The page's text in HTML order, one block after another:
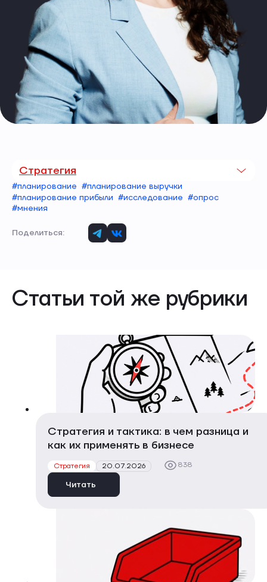
Стратегия
#планирование #планирование выручки
#планирование прибыли #исследование #опрос
#мнения
Поделиться:
Статьи той же рубрики
Стратегия и тактика: в чем разница и
как их применять в бизнесе
Стратегия 20.07.2026 838
Читать